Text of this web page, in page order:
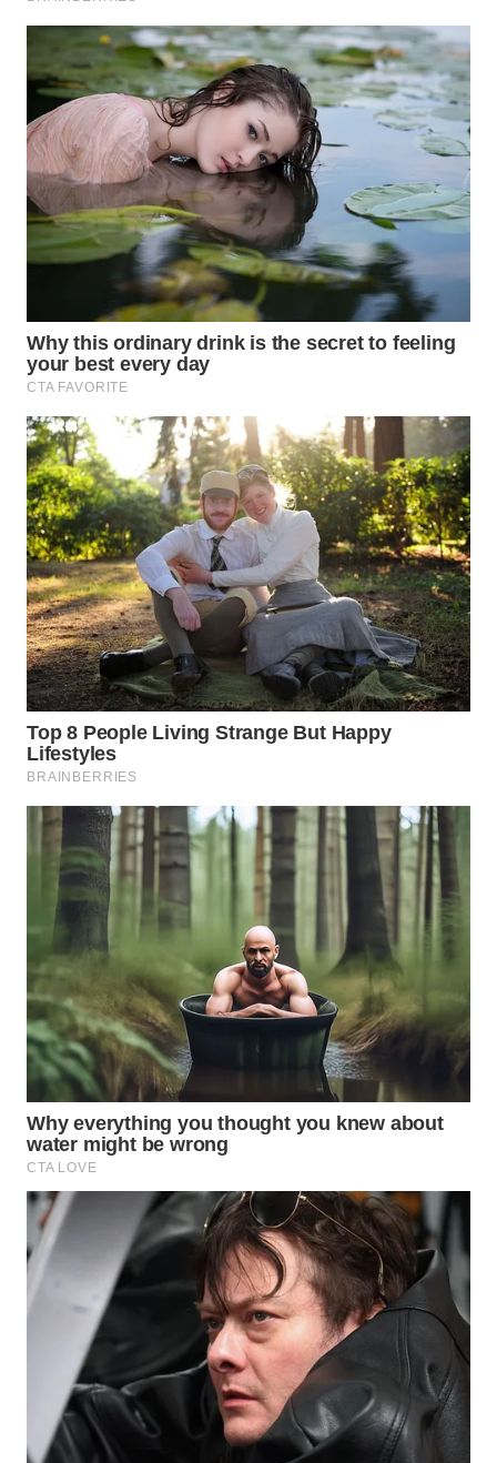
WN
INDRAMAYU
WN
KUNINGAN
WN
MAJALENGKA
WN
WN
SUKABUMI
WN
PURWAKARTA
WN
PRIANGAN
TIMUR
WN
SEMARANG
WN
SOLO
WN
WN
MADURA
SURABAYA
WN
NATUNA
WN
BINTAN
MANDALIKA
LIKUPANG
WN
LABUANBAJO
WN
BORNEO